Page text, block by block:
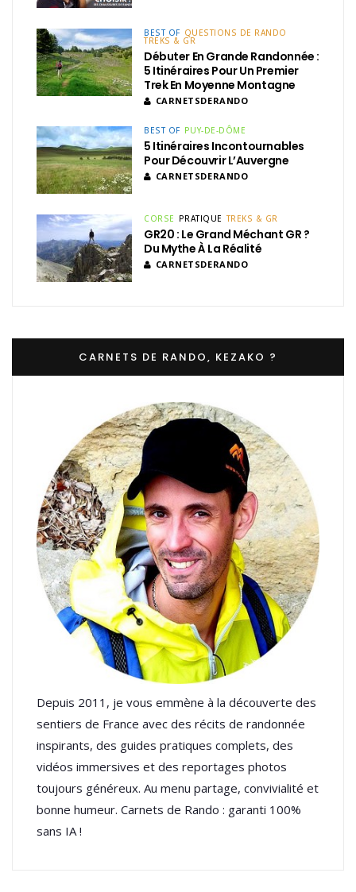
BEST OF QUESTIONS DE RANDO
TREKS & GR
Débuter En Grande Randonnée :
5 Itinéraires Pour Un Premier
Trek En Moyenne Montagne
CARNETSDERANDO
BEST OF PUY-DE-DÔME
5 Itinéraires Incontournables
Pour Découvrir L’Auvergne
CARNETSDERANDO
CORSE PRATIQUE TREKS & GR
GR20 : Le Grand Méchant GR ?
Du Mythe À La Réalité
CARNETSDERANDO
CARNETS DE RANDO, KEZAKO ?
Depuis 2011, je vous emmène à la découverte des
sentiers de France avec des récits de randonnée
inspirants, des guides pratiques complets, des
vidéos immersives et des reportages photos
toujours généreux. Au menu partage, convivialité et
bonne humeur. Carnets de Rando : garanti 100%
sans IA !